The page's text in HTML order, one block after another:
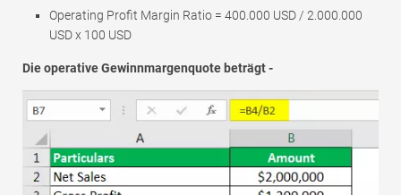
Operating Profit Margin Ratio = 400.000 USD / 2.000.000
USD x 100 USD
Die operative Gewinnmargenquote beträgt -